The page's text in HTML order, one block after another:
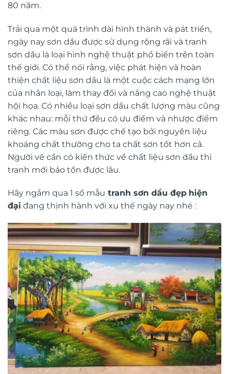
80 năm.
Trải qua một quá trình dài hình thành và pát triển,
ngày nay sơn dầu được sử dụng rộng rãi và tranh
sơn dầu là loại hình nghệ thuật phổ biến trên toàn
thế giới. Có thể nói rằng, việc phát hiện và hoàn
thiện chất liệu sơn dầu là một cuộc cách mạng lớn
của nhân loại, làm thay đổi và nâng cao nghệ thuật
hội họa. Có nhiều loại sơn dầu chất lượng màu cũng
khác nhau: mỗi thứ đều có ưu điểm và nhược điểm
riêng. Các màu sơn được chế tạo bởi nguyên liệu
khoáng chất thường cho ta chất sơn tốt hơn cả.
Người vẽ cần có kiến thức về chất liệu sơn dầu thì
tranh mới bảo tồn được lâu.
Hãy ngắm qua 1 số mẫu tranh sơn dầu đẹp hiện
đại đang thịnh hành với xu thế ngày nay nhé :